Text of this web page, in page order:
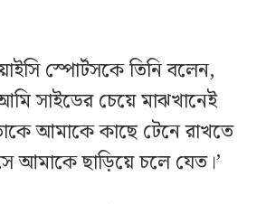
স্পোর্টসকে তিনি বলেন,
সাইডের চেয়ে মাঝখানেই
আমাকে কাছে টেনে রাখতে
আমাকে ছাড়িয়ে চলে যেত।’